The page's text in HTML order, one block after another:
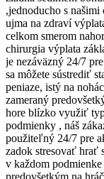
,jednoducho s
ujma na zdraví
celkom smerom
chirurgia výplata
je nezáväzný 24/7
sa môžete sústrediť
peniaze, istý na
zameraný
hore blízko využiť
podmienky , náš
použiteľný 24/7 pre
zadok stresovať hrať
v každom